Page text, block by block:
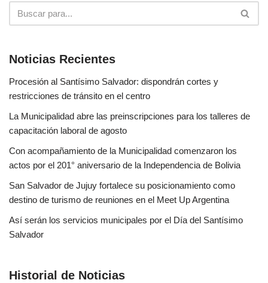
Noticias Recientes
Procesión al Santísimo Salvador: dispondrán cortes y
restricciones de tránsito en el centro
La Municipalidad abre las preinscripciones para los talleres de
capacitación laboral de agosto
Con acompañamiento de la Municipalidad comenzaron los
actos por el 201° aniversario de la Independencia de Bolivia
San Salvador de Jujuy fortalece su posicionamiento como
destino de turismo de reuniones en el Meet Up Argentina
Así serán los servicios municipales por el Día del Santísimo
Salvador
Historial de Noticias